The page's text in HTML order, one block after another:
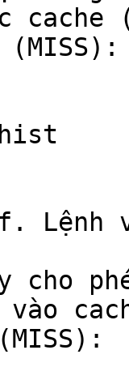
(MISS):
Lệnh
cho
vào